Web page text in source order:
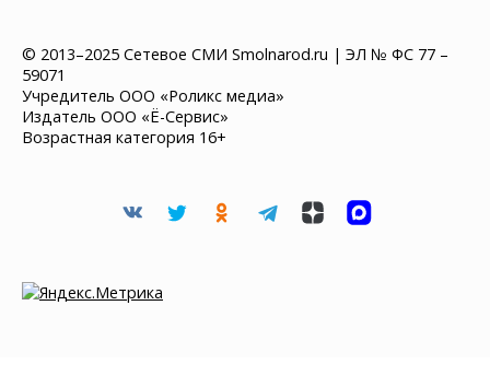
© 2013–2025 Сетевое СМИ Smolnarod.ru | ЭЛ № ФС 77 –
59071
Учредитель ООО «Роликс медиа»
Издатель ООО «Ё-Сервис»
Возрастная категория 16+